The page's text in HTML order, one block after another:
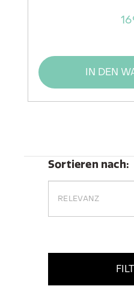
IN DEN
Sortieren nach: